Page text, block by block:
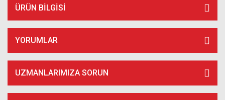
ÜRÜN BILGISI
YORUMLAR
UZMANLARIMIZA SORUN